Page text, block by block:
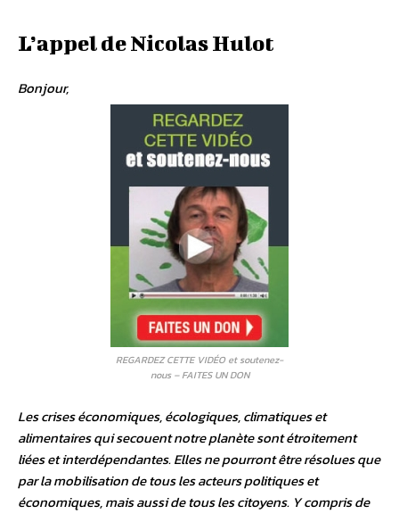
L’appel de Nicolas Hulot
Bonjour,
REGARDEZ CETTE VIDÉO et soutenez-
nous – FAITES UN DON
Les crises économiques, écologiques, climatiques et
alimentaires qui secouent notre planète sont étroitement
liées et interdépendantes. Elles ne pourront être résolues que
par la mobilisation de tous les acteurs politiques et
économiques, mais aussi de tous les citoyens. Y compris de